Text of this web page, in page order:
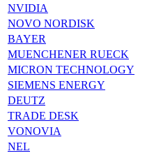
NVIDIA
NOVO NORDISK
BAYER
MUENCHENER RUECK
MICRON TECHNOLOGY
SIEMENS ENERGY
DEUTZ
TRADE DESK
VONOVIA
NEL